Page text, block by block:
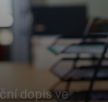
dopis ve